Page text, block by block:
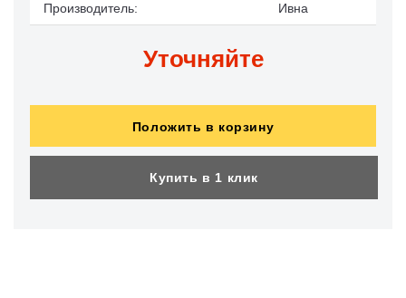
Производитель: Ивна
Уточняйте
Положить в корзину
Купить в 1 клик